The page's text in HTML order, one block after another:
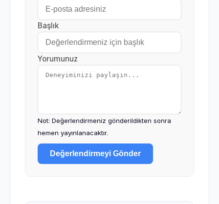
Başlık
Yorumunuz
Not: Değerlendirmeniz gönderildikten sonra
hemen yayınlanacaktır.
Değerlendirmeyi Gönder